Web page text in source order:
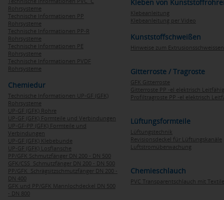
Rohrsysteme
Technische Informationen PP
Rohrsysteme
Technische Informationen PP-R
Rohrsysteme
Technische Informationen PE
Rohrsysteme
Technische Informationen PVDF
Rohrsysteme
Chemiedur
Technische Informationen UP-GF (GFK)
Rohrsysteme
UP-GF (GFK) Rohre
UP-GF (GFK) Formteile und Verbindungen
UP-GF-PP (GFK) Formteile und
Verbindungen
UP-GF (GFK) Klebebunde
UP-GF (GFK) Losflansche
PP/GFK Schmutzfänger DN 200 - DN 500
GFK/CSS Schmutzfänger DN 200 - DN 500
PP/GFK Schrägsitzschmutzfänger DN 200 -
DN 400
GFK und PP/GFK Mannlochdeckel DN 500
- DN 800
Kleben von
Klebeanleitung
Klebeanleitung per Video
Kunststoffschweißen
Hinweise zum Extrusionsschweissen
Gitterroste / Tragroste
GFK Gitterroste
Gitterroste PP -el elektrisch Leitfähig
Profiltragroste PP -el elektrisch
Lüftungsformteile
Lüftungstechnik
Revisionsdeckel für Lüftungskanäle
Luftstromüberwachung
Chemieschlauch
PVC Transparentschlauch mit